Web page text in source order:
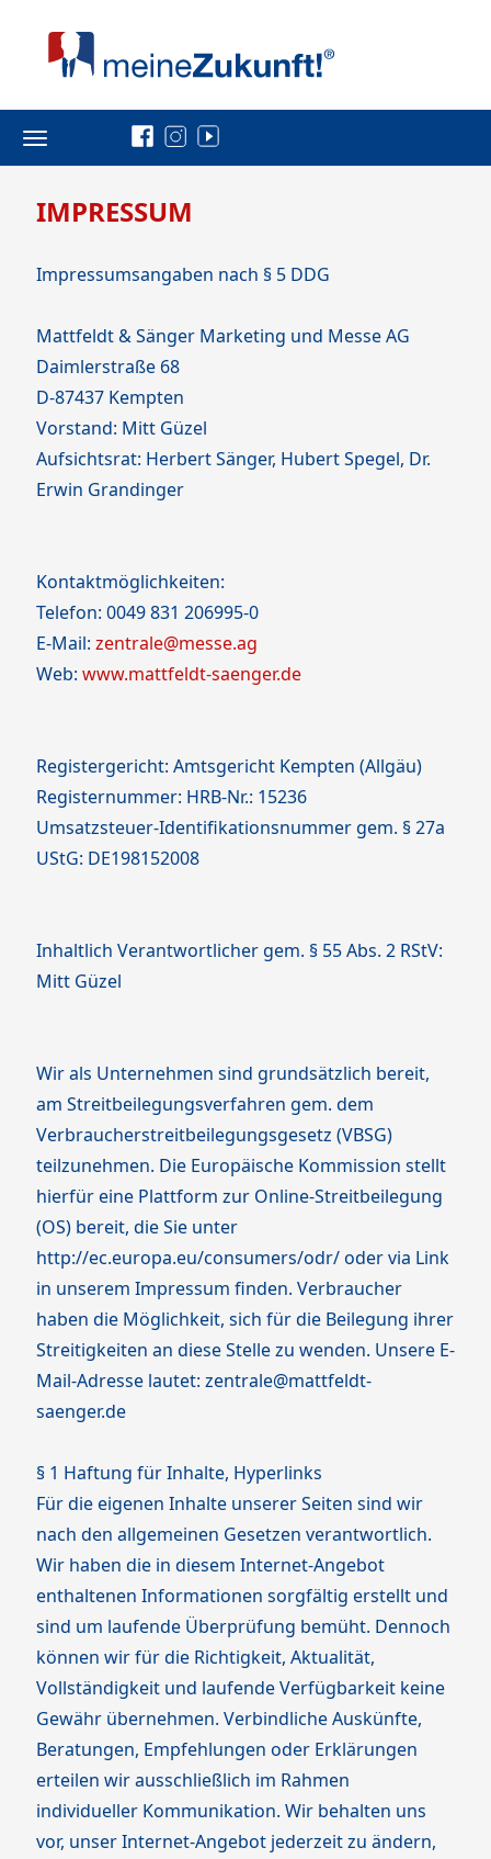
Toggle
navigation
IMPRESSUM
Impressumsangaben nach § 5 DDG
Mattfeldt & Sänger Marketing und Messe AG
Daimlerstraße 68
D-87437 Kempten
Vorstand: Mitt Güzel
Aufsichtsrat: Herbert Sänger, Hubert Spegel, Dr.
Erwin Grandinger
Kontaktmöglichkeiten:
Telefon: 0049 831 206995-0
E-Mail: zentrale@messe.ag
Web: www.mattfeldt-saenger.de
Registergericht: Amtsgericht Kempten (Allgäu)
Registernummer: HRB-Nr.: 15236
Umsatzsteuer-Identifikationsnummer gem. § 27a
UStG: DE198152008
Inhaltlich Verantwortlicher gem. § 55 Abs. 2 RStV:
Mitt Güzel
Wir als Unternehmen sind grundsätzlich bereit,
am Streitbeilegungsverfahren gem. dem
Verbraucherstreitbeilegungsgesetz (VBSG)
teilzunehmen. Die Europäische Kommission stellt
hierfür eine Plattform zur Online-Streitbeilegung
(OS) bereit, die Sie unter
http://ec.europa.eu/consumers/odr/ oder via Link
in unserem Impressum finden. Verbraucher
haben die Möglichkeit, sich für die Beilegung ihrer
Streitigkeiten an diese Stelle zu wenden. Unsere E-
Mail-Adresse lautet: zentrale@mattfeldt-
saenger.de
§ 1 Haftung für Inhalte, Hyperlinks
Für die eigenen Inhalte unserer Seiten sind wir
nach den allgemeinen Gesetzen verantwortlich.
Wir haben die in diesem Internet-Angebot
enthaltenen Informationen sorgfältig erstellt und
sind um laufende Überprüfung bemüht. Dennoch
können wir für die Richtigkeit, Aktualität,
Vollständigkeit und laufende Verfügbarkeit keine
Gewähr übernehmen. Verbindliche Auskünfte,
Beratungen, Empfehlungen oder Erklärungen
erteilen wir ausschließlich im Rahmen
individueller Kommunikation. Wir behalten uns
vor, unser Internet-Angebot jederzeit zu ändern,